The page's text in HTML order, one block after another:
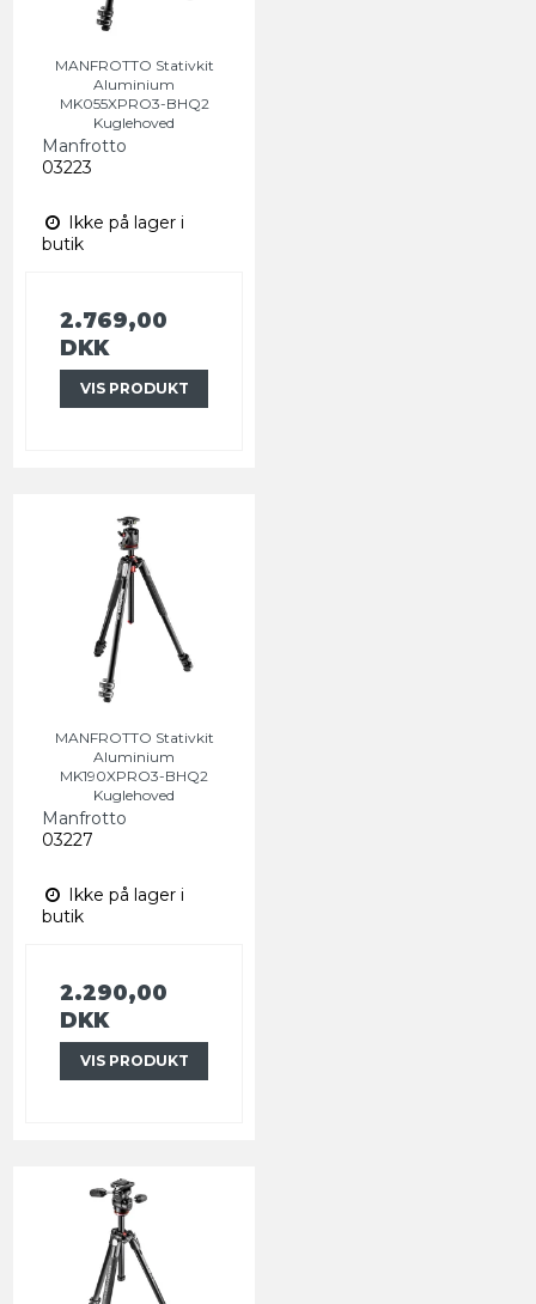
MANFROTTO Stativkit
Aluminium
MK055XPRO3-BHQ2
Kuglehoved
Manfrotto
03223
Ikke på lager i
butik
2.769,00
DKK
VIS PRODUKT
MANFROTTO Stativkit
Aluminium
MK190XPRO3-BHQ2
Kuglehoved
Manfrotto
03227
Ikke på lager i
butik
2.290,00
DKK
VIS PRODUKT